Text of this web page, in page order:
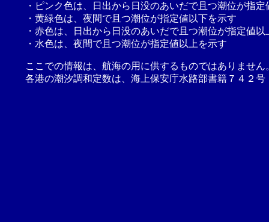
・ピンク色は、日出から日没のあいだで且つ潮位が指
・黄緑色は、夜間で且つ潮位が指定値以下を示す
・赤色は、日出から日没のあいだで且つ潮位が指定値以
・水色は、夜間で且つ潮位が指定値以上を示す
ここでの情報は、航海の用に供するものではありませ
各港の潮汐調和定数は、海上保安庁水路部書籍７４２